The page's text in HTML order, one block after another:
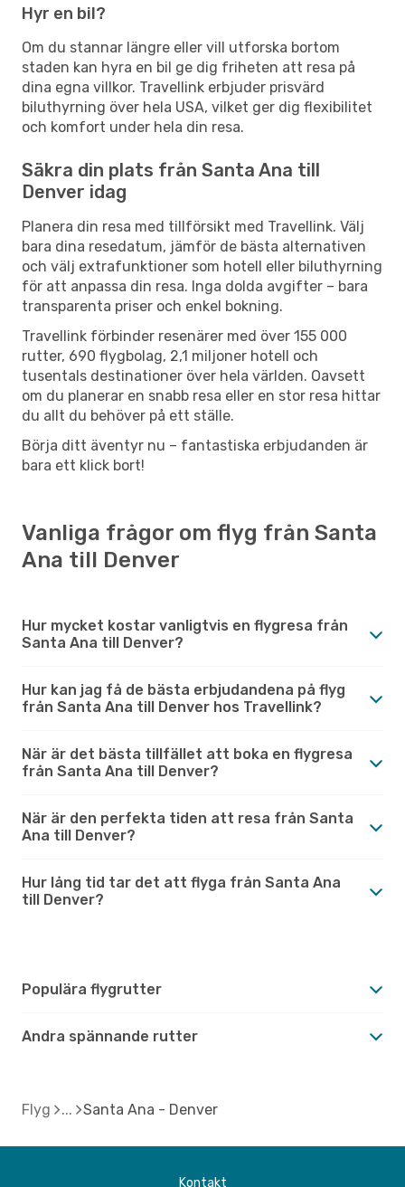
Hyr en bil?
Om du stannar längre eller vill utforska bortom
staden kan hyra en bil ge dig friheten att resa på
dina egna villkor. Travellink erbjuder prisvärd
biluthyrning över hela USA, vilket ger dig flexibilitet
och komfort under hela din resa.
Säkra din plats från Santa Ana till
Denver idag
Planera din resa med tillförsikt med Travellink. Välj
bara dina resedatum, jämför de bästa alternativen
och välj extrafunktioner som hotell eller biluthyrning
för att anpassa din resa. Inga dolda avgifter – bara
transparenta priser och enkel bokning.
Travellink förbinder resenärer med över 155 000
rutter, 690 flygbolag, 2,1 miljoner hotell och
tusentals destinationer över hela världen. Oavsett
om du planerar en snabb resa eller en stor resa hittar
du allt du behöver på ett ställe.
Börja ditt äventyr nu – fantastiska erbjudanden är
bara ett klick bort!
Vanliga frågor om flyg från Santa
Ana till Denver
Hur mycket kostar vanligtvis en flygresa från
Santa Ana till Denver?
Hur kan jag få de bästa erbjudandena på flyg
från Santa Ana till Denver hos Travellink?
När är det bästa tillfället att boka en flygresa
från Santa Ana till Denver?
När är den perfekta tiden att resa från Santa
Ana till Denver?
Hur lång tid tar det att flyga från Santa Ana
till Denver?
Populära flygrutter
Andra spännande rutter
Flyg Santa Ana - Denver
Kontakt